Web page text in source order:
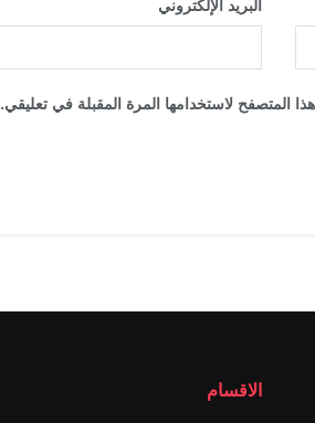
البريد الإلكتروني
المتصفح لاستخدامها المرة المقبلة في تعليقي.
الاقسام